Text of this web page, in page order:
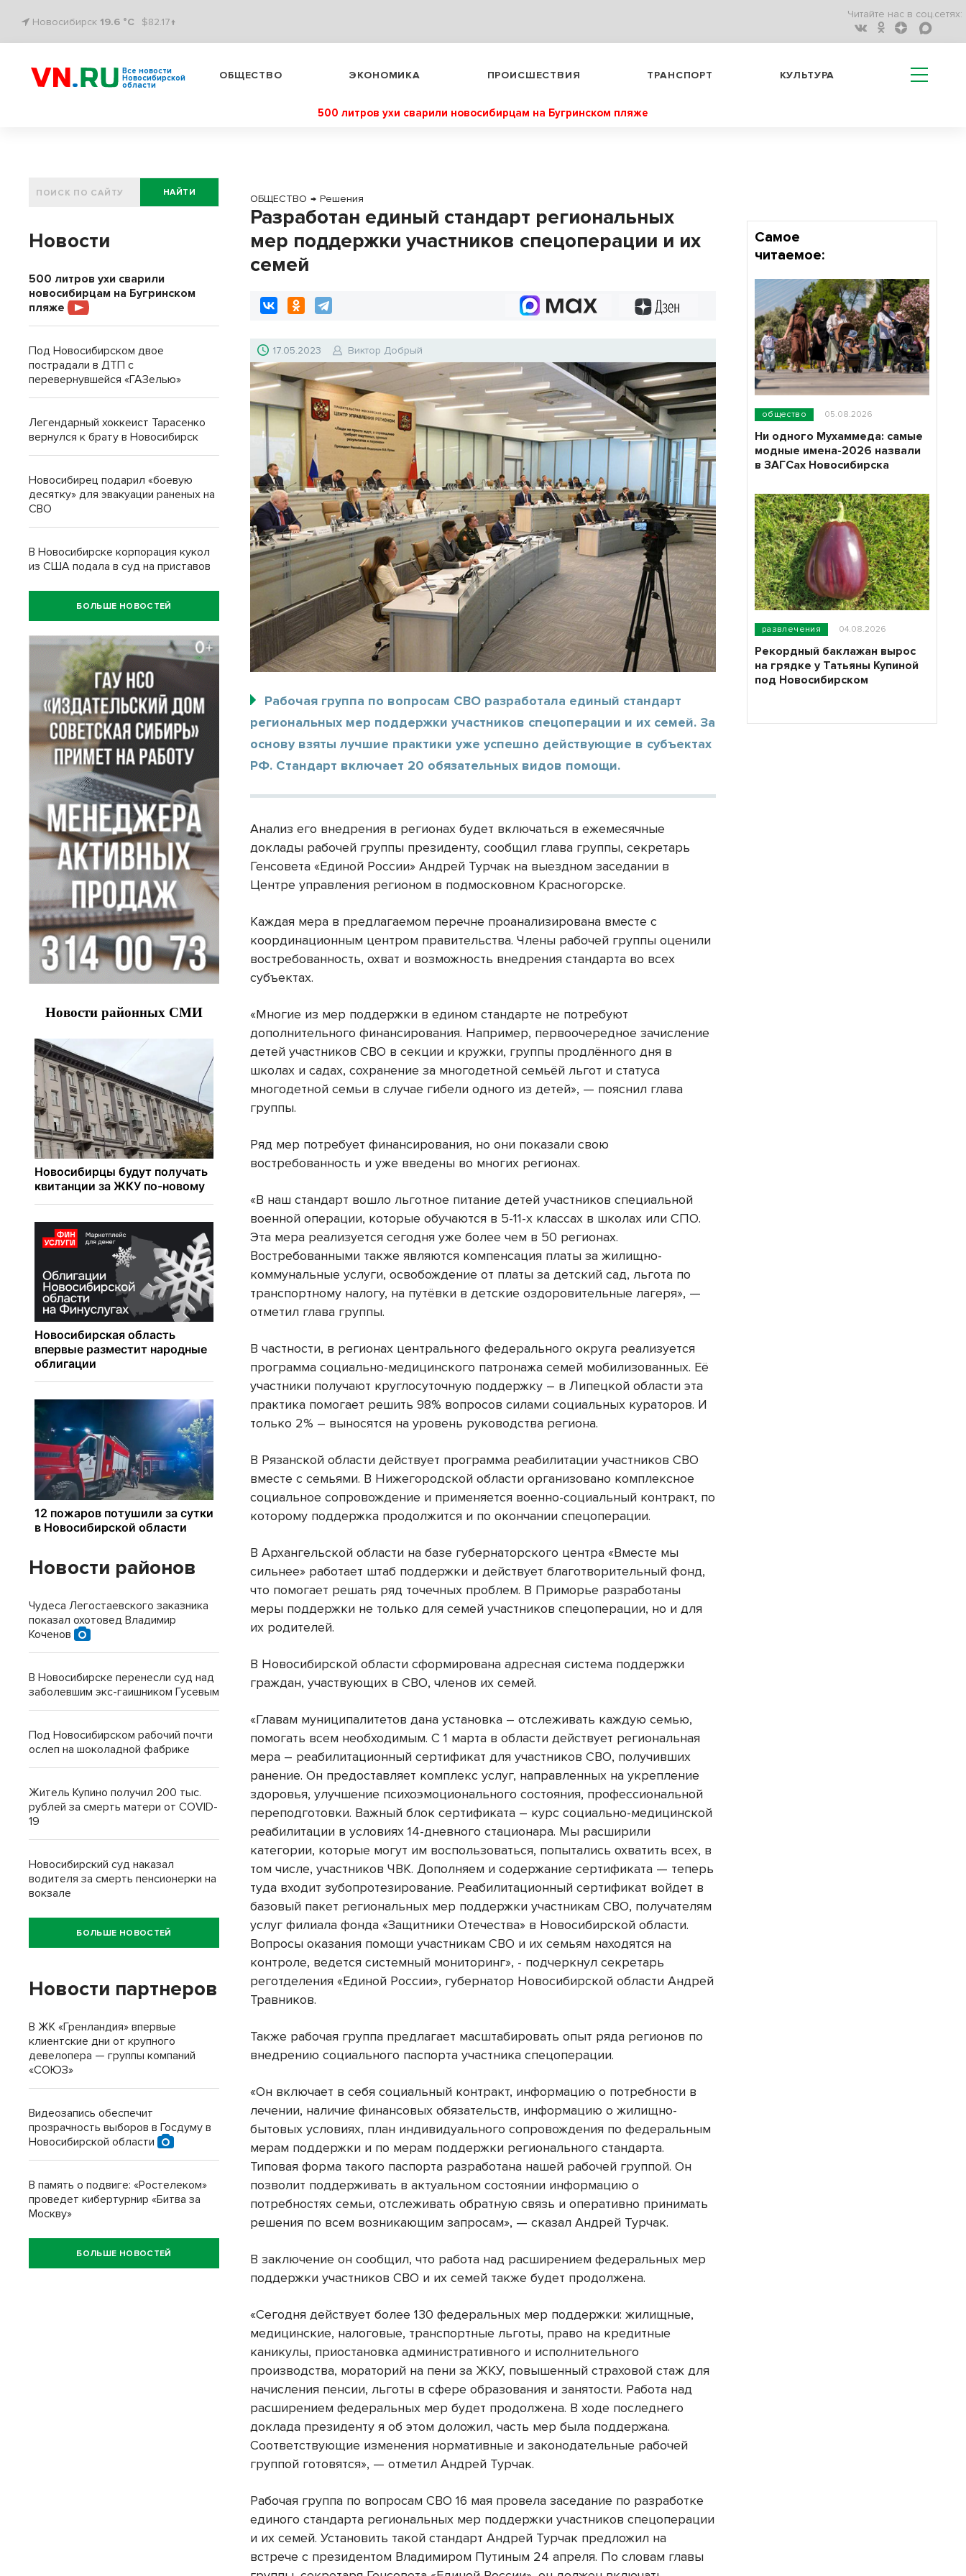
Новосибирск 19.6 °C $82.17↑
Читайте нас в соц.сетях:
Все новости
Новосибирской
области
ОБЩЕСТВО ЭКОНОМИКА ПРОИСШЕСТВИЯ ТРАНСПОРТ КУЛЬТУРА
500 литров ухи сварили новосибирцам на Бугринском пляже
ОБЩЕСТВО → Решения
Разработан единый стандарт региональных
мер поддержки участников спецоперации и их
семей
17.05.2023 Виктор Добрый
Рабочая группа по вопросам СВО разработала единый стандарт
региональных мер поддержки участников спецоперации и их семей. За
основу взяты лучшие практики уже успешно действующие в субъектах
РФ. Стандарт включает 20 обязательных видов помощи.
Анализ его внедрения в регионах будет включаться в ежемесячные
доклады рабочей группы президенту, сообщил глава группы, секретарь
Генсовета «Единой России» Андрей Турчак на выездном заседании в
Центре управления регионом в подмосковном Красногорске.
Каждая мера в предлагаемом перечне проанализирована вместе с
координационным центром правительства. Члены рабочей группы оценили
востребованность, охват и возможность внедрения стандарта во всех
субъектах.
«Многие из мер поддержки в едином стандарте не потребуют
дополнительного финансирования. Например, первоочередное зачисление
детей участников СВО в секции и кружки, группы продлённого дня в
школах и садах, сохранение за многодетной семьёй льгот и статуса
многодетной семьи в случае гибели одного из детей», — пояснил глава
группы.
Ряд мер потребует финансирования, но они показали свою
востребованность и уже введены во многих регионах.
«В наш стандарт вошло льготное питание детей участников специальной
военной операции, которые обучаются в 5-11-х классах в школах или СПО.
Эта мера реализуется сегодня уже более чем в 50 регионах.
Востребованными также являются компенсация платы за жилищно-
коммунальные услуги, освобождение от платы за детский сад, льгота по
транспортному налогу, на путёвки в детские оздоровительные лагеря», —
отметил глава группы.
В частности, в регионах центрального федерального округа реализуется
программа социально-медицинского патронажа семей мобилизованных. Её
участники получают круглосуточную поддержку – в Липецкой области эта
практика помогает решить 98% вопросов силами социальных кураторов. И
только 2% – выносятся на уровень руководства региона.
В Рязанской области действует программа реабилитации участников СВО
вместе с семьями. В Нижегородской области организовано комплексное
социальное сопровождение и применяется военно-социальный контракт, по
которому поддержка продолжится и по окончании спецоперации.
В Архангельской области на базе губернаторского центра «Вместе мы
сильнее» работает штаб поддержки и действует благотворительный фонд,
что помогает решать ряд точечных проблем. В Приморье разработаны
меры поддержки не только для семей участников спецоперации, но и для
их родителей.
В Новосибирской области сформирована адресная система поддержки
граждан, участвующих в СВО, членов их семей.
«Главам муниципалитетов дана установка – отслеживать каждую семью,
помогать всем необходимым. С 1 марта в области действует региональная
мера – реабилитационный сертификат для участников СВО, получивших
ранение. Он предоставляет комплекс услуг, направленных на укрепление
здоровья, улучшение психоэмоционального состояния, профессиональной
переподготовки. Важный блок сертификата – курс социально-медицинской
реабилитации в условиях 14-дневного стационара. Мы расширили
категории, которые могут им воспользоваться, попытались охватить всех, в
том числе, участников ЧВК. Дополняем и содержание сертификата — теперь
туда входит зубопротезирование. Реабилитационный сертификат войдет в
базовый пакет региональных мер поддержки участникам СВО, получателям
услуг филиала фонда «Защитники Отечества» в Новосибирской области.
Вопросы оказания помощи участникам СВО и их семьям находятся на
контроле, ведется системный мониторинг», - подчеркнул секретарь
реготделения «Единой России», губернатор Новосибирской области Андрей
Травников.
Также рабочая группа предлагает масштабировать опыт ряда регионов по
внедрению социального паспорта участника спецоперации.
«Он включает в себя социальный контракт, информацию о потребности в
лечении, наличие финансовых обязательств, информацию о жилищно-
бытовых условиях, план индивидуального сопровождения по федеральным
мерам поддержки и по мерам поддержки регионального стандарта.
Типовая форма такого паспорта разработана нашей рабочей группой. Он
позволит поддерживать в актуальном состоянии информацию о
потребностях семьи, отслеживать обратную связь и оперативно принимать
решения по всем возникающим запросам», — сказал Андрей Турчак.
В заключение он сообщил, что работа над расширением федеральных мер
поддержки участников СВО и их семей также будет продолжена.
«Сегодня действует более 130 федеральных мер поддержки: жилищные,
медицинские, налоговые, транспортные льготы, право на кредитные
каникулы, приостановка административного и исполнительного
производства, мораторий на пени за ЖКУ, повышенный страховой стаж для
начисления пенсии, льготы в сфере образования и занятости. Работа над
расширением федеральных мер будет продолжена. В ходе последнего
доклада президенту я об этом доложил, часть мер была поддержана.
Соответствующие изменения нормативные и законодательные рабочей
группой готовятся», — отметил Андрей Турчак.
Рабочая группа по вопросам СВО 16 мая провела заседание по разработке
единого стандарта региональных мер поддержки участников спецоперации
и их семей. Установить такой стандарт Андрей Турчак предложил на
встрече с президентом Владимиром Путиным 24 апреля. По словам главы
НАЙТИ
Новости
500 литров ухи сварили
новосибирцам на Бугринском
пляже
Под Новосибирском двое
пострадали в ДТП с
перевернувшейся «ГАЗелью»
Легендарный хоккеист Тарасенко
вернулся к брату в Новосибирск
Новосибирец подарил «боевую
десятку» для эвакуации раненых на
СВО
В Новосибирске корпорация кукол
из США подала в суд на приставов
БОЛЬШЕ НОВОСТЕЙ
Новости районов
Чудеса Легостаевского заказника
показал охотовед Владимир
Коченов
В Новосибирске перенесли суд над
заболевшим экс-гаишником Гусевым
Под Новосибирском рабочий почти
ослеп на шоколадной фабрике
Житель Купино получил 200 тыс.
рублей за смерть матери от COVID-
19
Новосибирский суд наказал
водителя за смерть пенсионерки на
вокзале
БОЛЬШЕ НОВОСТЕЙ
Новости партнеров
В ЖК «Гренландия» впервые
клиентские дни от крупного
девелопера — группы компаний
«СОЮЗ»
Видеозапись обеспечит
прозрачность выборов в Госдуму в
Новосибирской области
В память о подвиге: «Ростелеком»
проведет кибертурнир «Битва за
Москву»
БОЛЬШЕ НОВОСТЕЙ
Самое
читаемое:
общество 05.08.2026
Ни одного Мухаммеда: самые
модные имена-2026 назвали
в ЗАГСах Новосибирска
развлечения 04.08.2026
Рекордный баклажан вырос
на грядке у Татьяны Купиной
под Новосибирском